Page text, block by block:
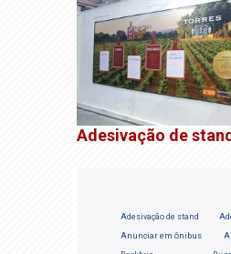
Adesivação de stand
Adesivação de stand
Anunciar em ônibus